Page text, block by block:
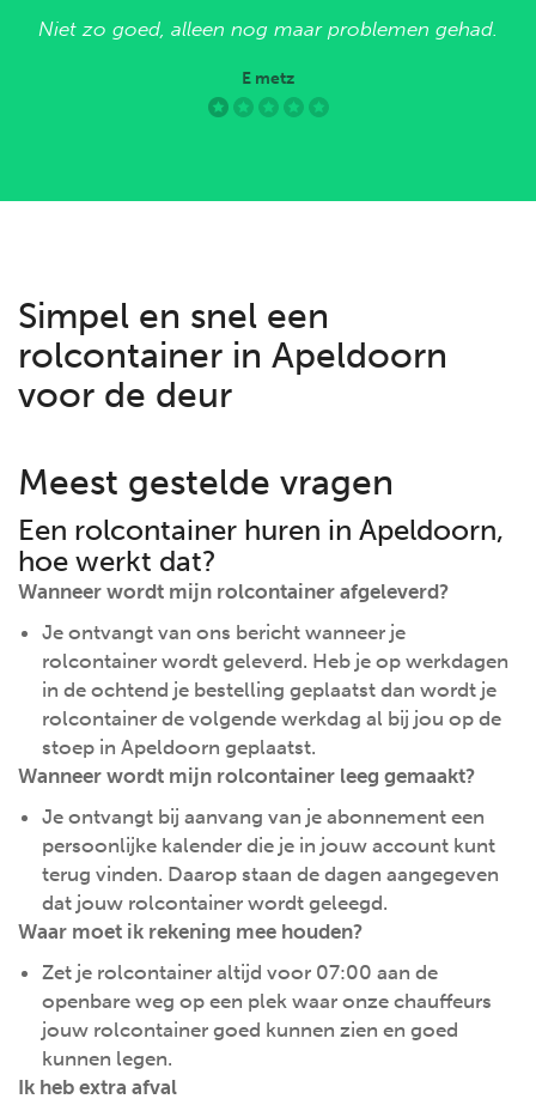
Niet zo goed, alleen nog maar problemen gehad.
E metz
Simpel en snel een
rolcontainer in Apeldoorn
voor de deur
Meest gestelde vragen
Een rolcontainer huren in Apeldoorn,
hoe werkt dat?
Wanneer wordt mijn rolcontainer afgeleverd?
Je ontvangt van ons bericht wanneer je
rolcontainer wordt geleverd. Heb je op werkdagen
in de ochtend je bestelling geplaatst dan wordt je
rolcontainer de volgende werkdag al bij jou op de
stoep in Apeldoorn geplaatst.
Wanneer wordt mijn rolcontainer leeg gemaakt?
Je ontvangt bij aanvang van je abonnement een
persoonlijke kalender die je in jouw account kunt
terug vinden. Daarop staan de dagen aangegeven
dat jouw rolcontainer wordt geleegd.
Waar moet ik rekening mee houden?
Zet je rolcontainer altijd voor 07:00 aan de
openbare weg op een plek waar onze chauffeurs
jouw rolcontainer goed kunnen zien en goed
kunnen legen.
Ik heb extra afval